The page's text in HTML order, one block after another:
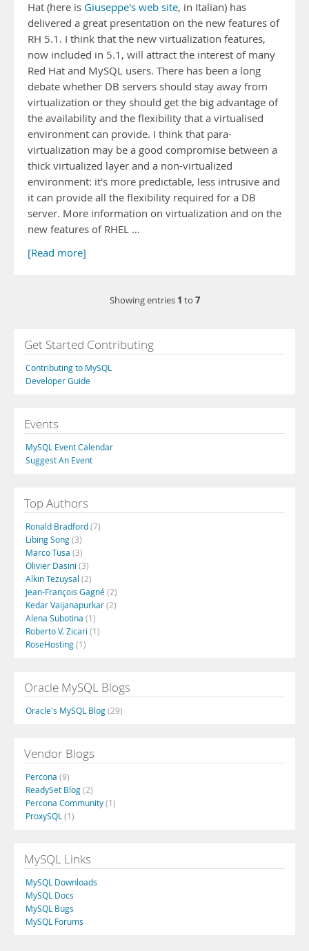
Hat (here is Giuseppe's web site, in Italian) has
delivered a great presentation on the new features of
RH 5.1. I think that the new virtualization features,
now included in 5.1, will attract the interest of many
Red Hat and MySQL users. There has been a long
debate whether DB servers should stay away from
virtualization or they should get the big advantage of
the availability and the flexibility that a virtualised
environment can provide. I think that para-
virtualization may be a good compromise between a
thick virtualized layer and a non-virtualized
environment: it's more predictable, less intrusive and
it can provide all the flexibility required for a DB
server. More information on virtualization and on the
new features of RHEL …
[Read more]
Showing entries 1 to 7
Get Started Contributing
Contributing to MySQL
Developer Guide
Events
MySQL Event Calendar
Suggest An Event
Top Authors
Ronald Bradford(7)
Libing Song(3)
Marco Tusa (3)
Olivier Dasini (3)
Alkin Tezuysal (2)
Jean-François Gagné(2)
Kedar Vaijanapurkar(2)
Alena Subotina (1)
Roberto V. Zicari (1)
RoseHosting(1)
Oracle MySQL Blogs
Oracle's MySQL Blog(29)
Vendor Blogs
Percona (9)
ReadySet Blog(2)
Percona Community(1)
ProxySQL (1)
MySQL Links
MySQL Downloads
MySQL Docs
MySQL Bugs
MySQL Forums